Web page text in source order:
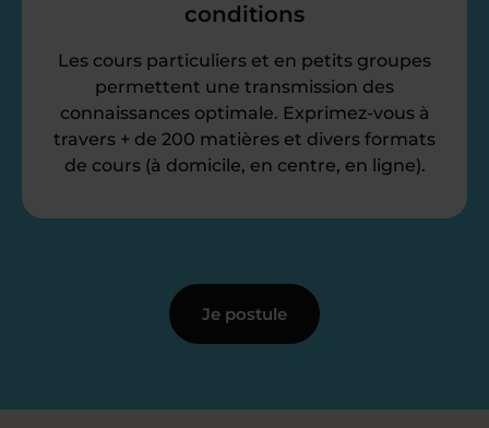
conditions
Les cours particuliers et en petits groupes
permettent une transmission des
connaissances optimale. Exprimez-vous à
travers + de 200 matières et divers formats
de cours (à domicile, en centre, en ligne).
Je postule